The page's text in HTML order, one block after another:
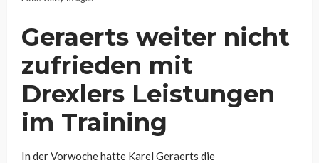
Geraerts weiter nicht
zufrieden mit
Drexlers Leistungen
im Training
In der Vorwoche hatte Karel Geraerts die